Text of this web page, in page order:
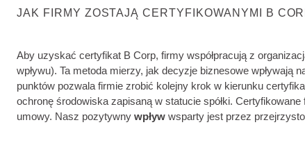
JAK FIRMY ZOSTAJĄ CERTYFIKOWANYMI B
Aby uzyskać certyfikat B Corp, firmy współpracują z
wpływu). Ta metoda mierzy, jak decyzje biznesowe
punktów pozwala firmie zrobić kolejny krok w kierunku
ochronę środowiska zapisaną w statucie spółki.
umowy. Nasz pozytywny wpływ wsparty jest przez